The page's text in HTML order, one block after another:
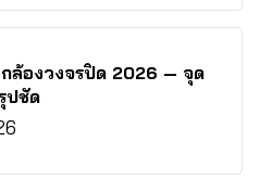
ล้องวงจรปิด 2026 — จุด
ปชัด